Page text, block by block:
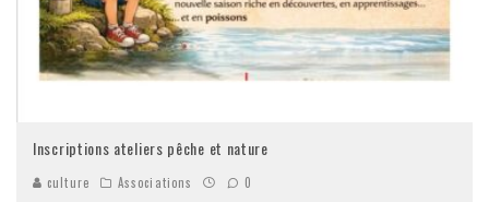
Inscriptions ateliers pêche et nature
culture Associations 0